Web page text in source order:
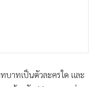
บาทเป็นตัวละครใด และ